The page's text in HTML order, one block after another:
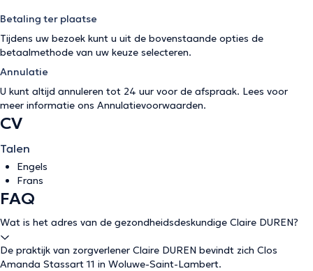
Betaling ter plaatse
Tijdens uw bezoek kunt u uit de bovenstaande opties de
betaalmethode van uw keuze selecteren.
Annulatie
U kunt altijd annuleren tot 24 uur voor de afspraak. Lees voor
meer informatie ons Annulatievoorwaarden.
CV
Talen
Engels
Frans
FAQ
Wat is het adres van de gezondheidsdeskundige Claire DUREN?
De praktijk van zorgverlener Claire DUREN bevindt zich Clos
Amanda Stassart 11 in Woluwe-Saint-Lambert.